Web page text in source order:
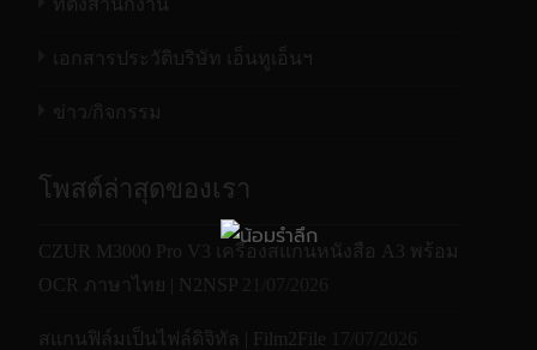
ที่ตั้งสำนักงาน
เอกสารประวัติบริษัท เอ็นทูเอ็นฯ
ข่าว/กิจกรรม
โพสต์ล่าสุดของเรา
CZUR M3000 Pro V3 เครื่องสแกนหนังสือ A3 พร้อม
OCR ภาษาไทย | N2NSP
สแกนฟิล์มเป็นไฟล์ดิจิทัล | Film2File